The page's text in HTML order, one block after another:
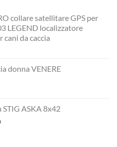
collare satellitare GPS per
LEGEND localizzatore
cani da caccia
donna VENERE
STIG ASKA 8x42
Il